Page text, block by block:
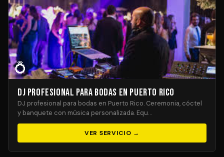
💍
DJ Profesional para Bodas en Puerto Rico
DJ profesional para bodas en Puerto Rico. Ceremonia, cóctel
y banquete con música personalizada. Equ…
VER SERVICIO →